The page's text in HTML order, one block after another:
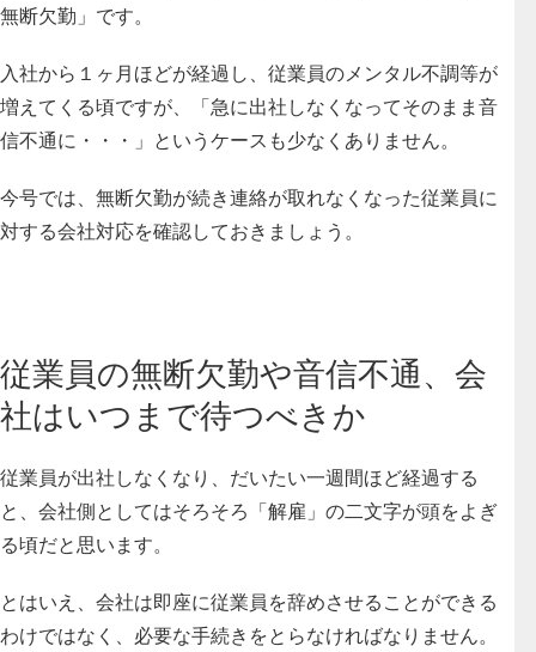
無断欠勤」です。
入社から１ヶ月ほどが経過し、従業員のメンタル不調等が
増えてくる頃ですが、「急に出社しなくなってそのまま音
信不通に・・・」というケースも少なくありません。
今号では、 無断欠勤が続き連絡が取れなくなった従業員に
対する会社対応を確認しておきましょう。
従業員の無断欠勤や音信不通、会
社はいつまで待つべきか
従業員が出社しなくなり、だいたい一週間ほど経過する
と、会社側としてはそろそろ「解雇」の二文字が頭をよぎ
る頃だと思います。
とはいえ、会社は即座に従業員を辞めさせることができる
わけではなく、必要な手続きをとらなければなりません。